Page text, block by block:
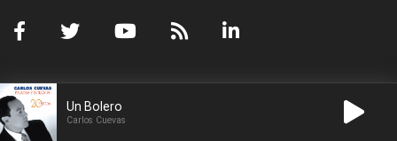
Noticias Populares
Un Bolero
Carlos Cuevas